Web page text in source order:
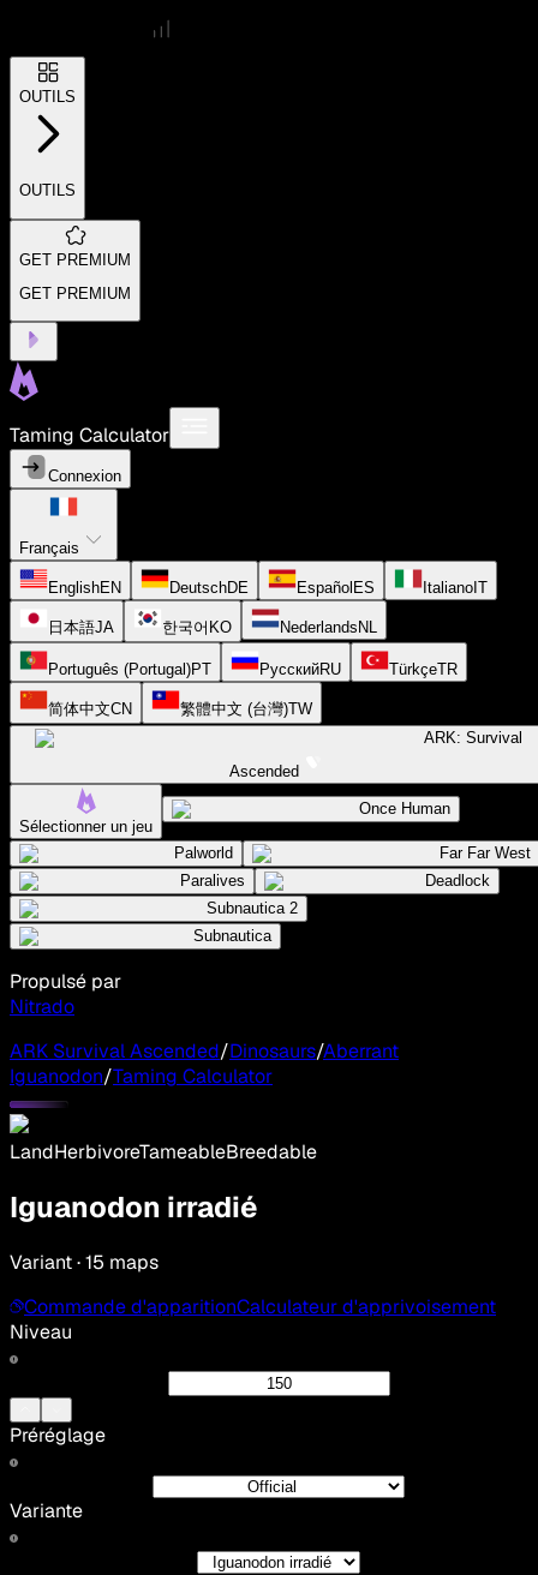
OUTILS
OUTILS
GET PREMIUM
GET PREMIUM
Taming Calculator
Connexion
Français
EnglishEN DeutschDE Español ES Italiano IT
日本語JA 한국어 KO Nederlands NL
Português (Portugal)PT РусскийRU TürkçeTR
简体中文CN 繁體中文 (台灣)TW
ARK: Survival
Ascended
Sélectionner un jeu
Once Human
Palworld
Far Far West
Paralives
Deadlock
Subnautica 2
Subnautica
Propulsé par
Nitrado
ARK Survival Ascended/Dinosaurs/Aberrant
Iguanodon/Taming Calculator
LandHerbivoreTameableBreedable
Iguanodon irradié
Variant · 15 maps
Commande d'apparitionCalculateur d'apprivoisement
Niveau
Préréglage
Variante